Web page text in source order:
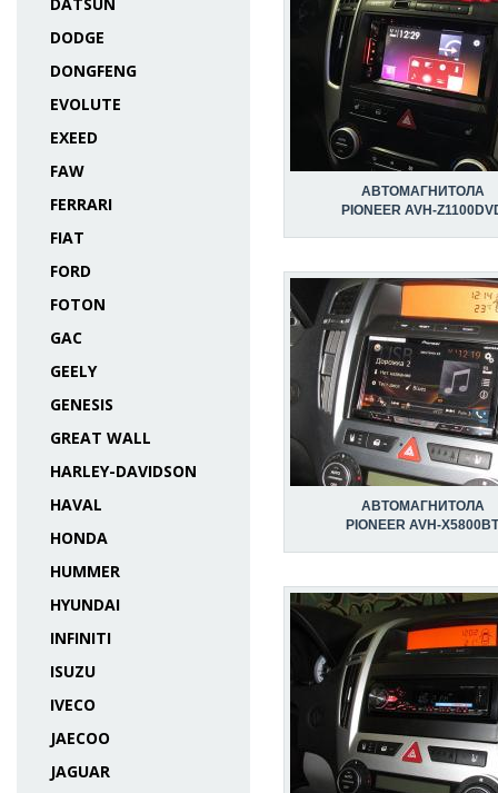
DODGE
DONGFENG
EVOLUTE
EXEED
FAW
FERRARI
FIAT
FORD
FOTON
GAC
GEELY
GENESIS
GREAT WALL
HARLEY-DAVIDSON
HAVAL
HONDA
HUMMER
HYUNDAI
INFINITI
ISUZU
IVECO
JAECOO
JAGUAR
АВТОМАГНИТОЛА
PIONEER AVH-
АВТОМАГНИТОЛА
PIONEER AVH-X5800BT